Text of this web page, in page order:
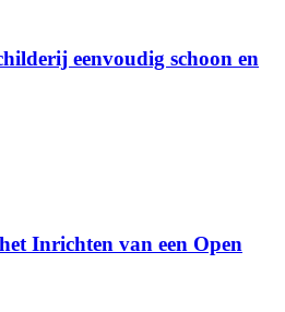
eenvoudig schoon en
Inrichten van een Open